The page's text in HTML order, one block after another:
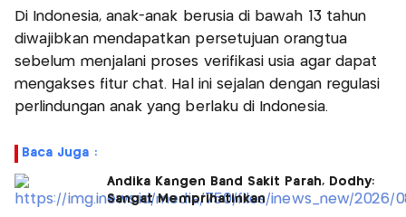
Di Indonesia, anak-anak berusia di bawah 13 tahun
diwajibkan mendapatkan persetujuan orangtua
sebelum menjalani proses verifikasi usia agar dapat
mengakses fitur chat. Hal ini sejalan dengan regulasi
perlindungan anak yang berlaku di Indonesia.
Baca Juga :
Andika Kangen Band Sakit Parah, Dodhy:
Sangat Memprihatinkan